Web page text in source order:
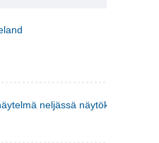
neljässä näytöksessä